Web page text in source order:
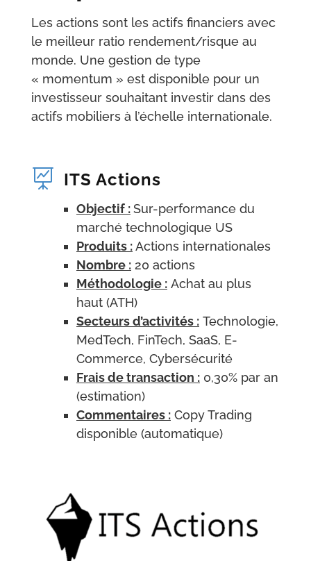
Les actions sont les actifs financiers avec
le meilleur ratio rendement/risque au
monde. Une gestion de type
« momentum » est disponible pour un
investisseur souhaitant investir dans des
actifs mobiliers à l’échelle internationale.
 ITS Actions
Objectif :Sur-performance du
marché technologique US
Produits :Actions internationales
Nombre :20 actions
Méthodologie : Achat au plus
haut (ATH)
Secteurs d’activités : Technologie,
MedTech, FinTech, SaaS, E-
Commerce, Cybersécurité
Frais de transaction :0,30% par an
(estimation)
Commentaires :Copy Trading
disponible (automatique)